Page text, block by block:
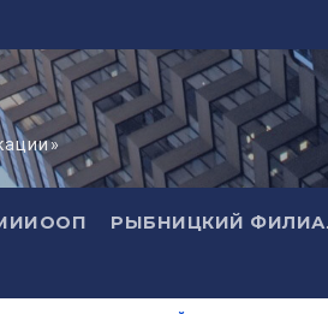
РЫБНИЦКИЙ